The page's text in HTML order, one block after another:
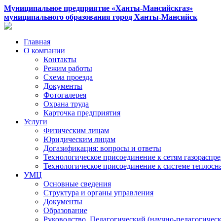
Муниципальное предприятие «Ханты-Мансийскгаз»
муниципального образования город Ханты-Мансийск
Главная
О компании
Контакты
Режим работы
Схема проезда
Документы
Фотогалерея
Охрана труда
Карточка предприятия
Услуги
Физическим лицам
Юридическим лицам
Догазификация: вопросы и ответы
Технологическое присоединение к сетям
Технологическое присоединение к системе
УМЦ
Основные сведения
Структура и органы управления
Документы
Образование
Руководство. Педагогический (научно-